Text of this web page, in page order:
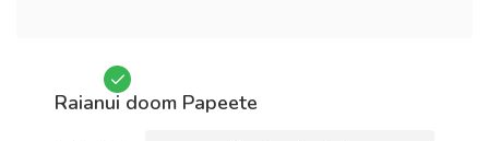
Raianui doom Papeete